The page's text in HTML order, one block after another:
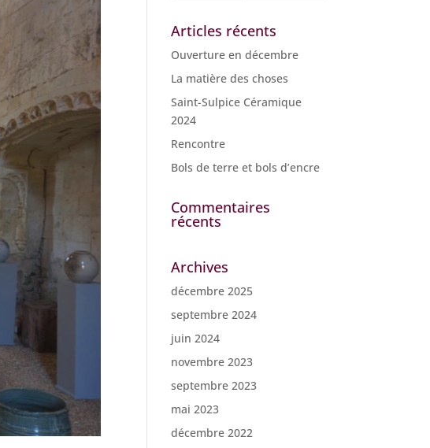
Articles récents
Ouverture en décembre
La matière des choses
Saint-Sulpice Céramique
2024
Rencontre
Bols de terre et bols d’encre
Commentaires
récents
Archives
décembre 2025
septembre 2024
juin 2024
novembre 2023
septembre 2023
mai 2023
décembre 2022